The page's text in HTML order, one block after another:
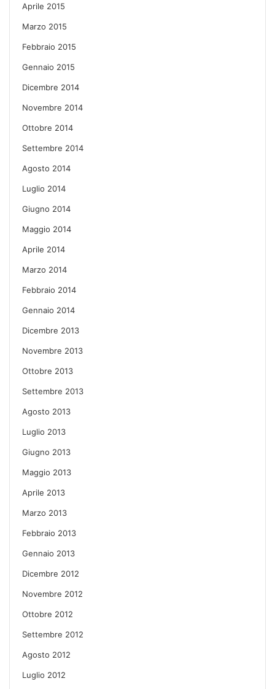
Aprile 2015
Marzo 2015
Febbraio 2015
Gennaio 2015
Dicembre 2014
Novembre 2014
Ottobre 2014
Settembre 2014
Agosto 2014
Luglio 2014
Giugno 2014
Maggio 2014
Aprile 2014
Marzo 2014
Febbraio 2014
Gennaio 2014
Dicembre 2013
Novembre 2013
Ottobre 2013
Settembre 2013
Agosto 2013
Luglio 2013
Giugno 2013
Maggio 2013
Aprile 2013
Marzo 2013
Febbraio 2013
Gennaio 2013
Dicembre 2012
Novembre 2012
Ottobre 2012
Settembre 2012
Agosto 2012
Luglio 2012